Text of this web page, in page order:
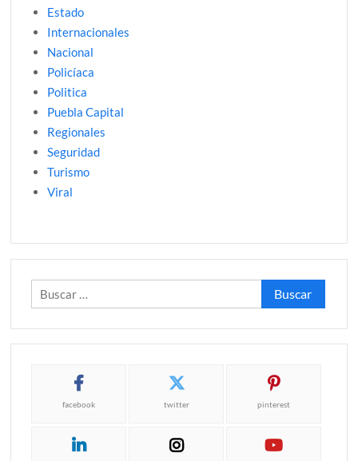
Estado
Internacionales
Nacional
Policíaca
Politica
Puebla Capital
Regionales
Seguridad
Turismo
Viral
Buscar:
facebook twitter pinterest